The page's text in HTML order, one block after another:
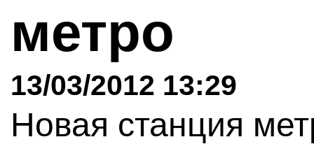
метро
13/03/2012 13:29
Новая станция